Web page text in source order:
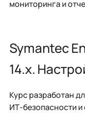
мониторинга и
Symantec
14.x.
Курс разработан
ИТ-безопасности и